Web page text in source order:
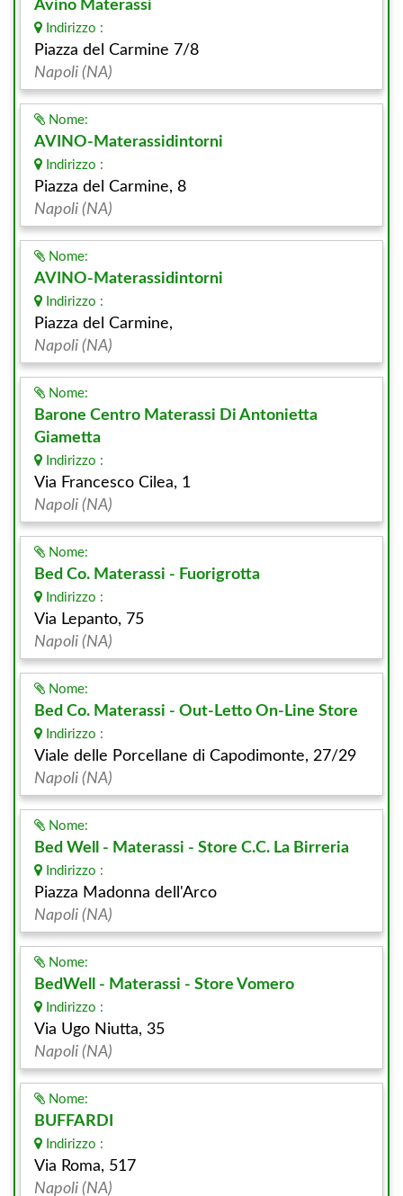
Avino Materassi
Indirizzo :
Piazza del Carmine 7/8
Napoli (NA)
Nome:
AVINO-Materassidintorni
Indirizzo :
Piazza del Carmine, 8
Napoli (NA)
Nome:
AVINO-Materassidintorni
Indirizzo :
Piazza del Carmine,
Napoli (NA)
Nome:
Barone Centro Materassi Di Antonietta
Giametta
Indirizzo :
Via Francesco Cilea, 1
Napoli (NA)
Nome:
Bed Co. Materassi - Fuorigrotta
Indirizzo :
Via Lepanto, 75
Napoli (NA)
Nome:
Bed Co. Materassi - Out-Letto On-Line Store
Indirizzo :
Viale delle Porcellane di Capodimonte, 27/29
Napoli (NA)
Nome:
Bed Well - Materassi - Store C.C. La Birreria
Indirizzo :
Piazza Madonna dell'Arco
Napoli (NA)
Nome:
BedWell - Materassi - Store Vomero
Indirizzo :
Via Ugo Niutta, 35
Napoli (NA)
Nome:
BUFFARDI
Indirizzo :
Via Roma, 517
Napoli (NA)